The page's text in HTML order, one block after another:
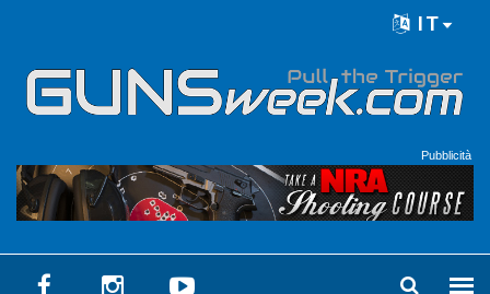
IT
Pubblicità